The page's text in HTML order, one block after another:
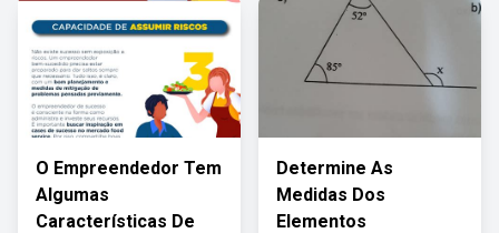
O Empreendedor Tem
Algumas
Características De
Determine As
Medidas Dos
Elementos